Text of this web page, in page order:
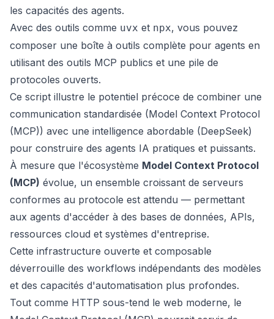
les capacités des agents.
Avec des outils comme uvx et npx, vous pouvez
composer une boîte à outils complète pour agents en
utilisant des outils MCP publics et une pile de
protocoles ouverts.
Ce script illustre le potentiel précoce de combiner une
communication standardisée (Model Context Protocol
(MCP)) avec une intelligence abordable (DeepSeek)
pour construire des agents IA pratiques et puissants.
À mesure que l'écosystème Model Context Protocol
(MCP) évolue, un ensemble croissant de serveurs
conformes au protocole est attendu — permettant
aux agents d'accéder à des bases de données, APIs,
ressources cloud et systèmes d'entreprise.
Cette infrastructure ouverte et composable
déverrouille des workflows indépendants des modèles
et des capacités d'automatisation plus profondes.
Tout comme HTTP sous-tend le web moderne, le